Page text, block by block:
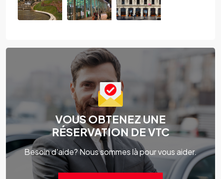
VOUS OBTENEZ UNE
RÉSERVATION DE VTC
Besoin d'aide? Nous sommes là pour vous aider.